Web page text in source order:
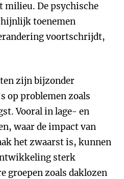
milieu. De psychische
toenemen
voortschrijdt,
zijn bijzonder
op problemen zoals
Vooral in lage- en
waar de impact van
het zwaarst is, kunnen
sterk
groepen zoals daklozen